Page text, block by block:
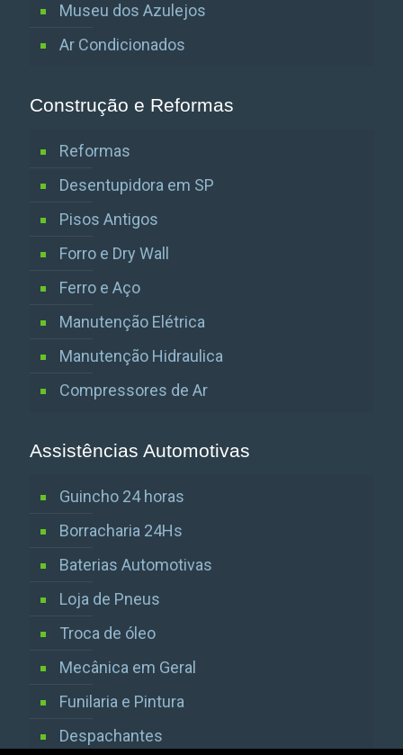
Museu dos Azulejos
Ar Condicionados
Construção e Reformas
Reformas
Desentupidora em SP
Pisos Antigos
Forro e Dry Wall
Ferro e Aço
Manutenção Elétrica
Manutenção Hidraulica
Compressores de Ar
Assistências Automotivas
Guincho 24 horas
Borracharia 24Hs
Baterias Automotivas
Loja de Pneus
Troca de óleo
Mecânica em Geral
Funilaria e Pintura
Despachantes